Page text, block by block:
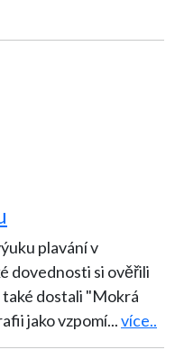
plavání v
dovednosti si ověřili
také dostali "Mokrá
jako vzpomí...více..